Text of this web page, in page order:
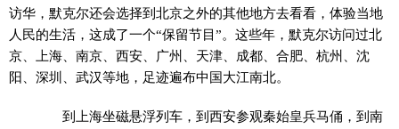
访华，默克尔还会选择到北京之外的其他地方去看看，体验当地
人民的生活，这成了一个“保留节目”。这些年，默克尔访问过北
京、上海、南京、西安、广州、天津、成都、合肥、杭州、沈
阳、深圳、武汉等地，足迹遍布中国大江南北。
到上海坐磁悬浮列车，到西安参观秦始皇兵马俑，到南